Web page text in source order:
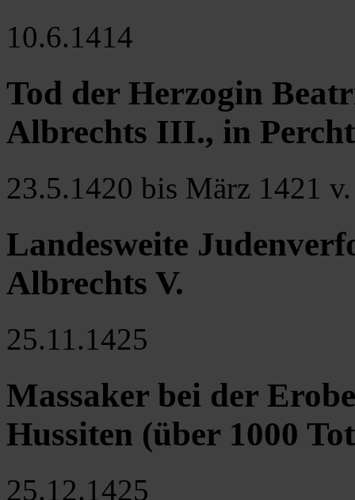
10.6.1414
Tod der Herzogin
Albrechts III., in
23.5.1420 bis März 1421
Landesweite
Albrechts V.
25.11.1425
Massaker bei der
Hussiten (über 1000
25.12.1425